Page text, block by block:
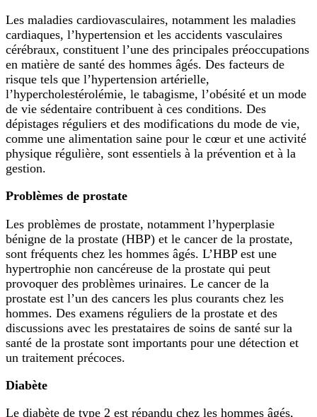
Les maladies cardiovasculaires, notamment les maladies
cardiaques, l’hypertension et les accidents vasculaires
cérébraux, constituent l’une des principales préoccupations
en matière de santé des hommes âgés. Des facteurs de
risque tels que l’hypertension artérielle,
l’hypercholestérolémie, le tabagisme, l’obésité et un mode
de vie sédentaire contribuent à ces conditions. Des
dépistages réguliers et des modifications du mode de vie,
comme une alimentation saine pour le cœur et une activité
physique régulière, sont essentiels à la prévention et à la
gestion.
Problèmes de prostate
Les problèmes de prostate, notamment l’hyperplasie
bénigne de la prostate (HBP) et le cancer de la prostate,
sont fréquents chez les hommes âgés. L’HBP est une
hypertrophie non cancéreuse de la prostate qui peut
provoquer des problèmes urinaires. Le cancer de la
prostate est l’un des cancers les plus courants chez les
hommes. Des examens réguliers de la prostate et des
discussions avec les prestataires de soins de santé sur la
santé de la prostate sont importants pour une détection et
un traitement précoces.
Diabète
Le diabète de type 2 est répandu chez les hommes âgés,